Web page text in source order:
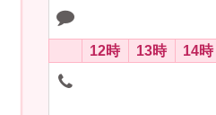
12時 13時 14時